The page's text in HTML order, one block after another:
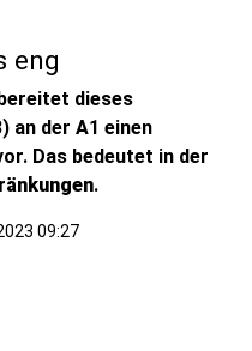
eng
dieses
an der A1 einen
Das bedeutet in der
.
09:27